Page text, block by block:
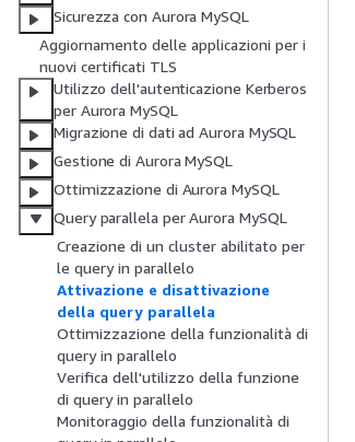
Sicurezza con Aurora MySQL
Aggiornamento delle applicazioni per i
nuovi certificati TLS
Utilizzo dell'autenticazione Kerberos
per Aurora MySQL
Migrazione di dati ad Aurora MySQL
Gestione di Aurora MySQL
Ottimizzazione di Aurora MySQL
Query parallela per Aurora MySQL
Creazione di un cluster abilitato per
le query in parallelo
Attivazione e disattivazione
della query parallela
Ottimizzazione della funzionalità di
query in parallelo
Verifica dell'utilizzo della funzione
di query in parallelo
Monitoraggio della funzionalità di